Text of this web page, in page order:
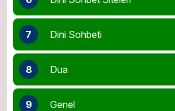
7 Dini Sohbeti
8 Dua
9 Genel